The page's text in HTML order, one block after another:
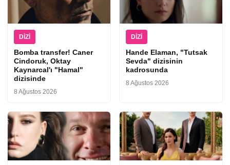
DIZI
Bomba transfer! Caner
Cindoruk, Oktay
Kaynarcal'ı "Hamal"
dizisinde
8 Ağustos 2026
DIZI
Hande Elaman, "Tutsak
Sevda" dizisinin
kadrosunda
8 Ağustos 2026